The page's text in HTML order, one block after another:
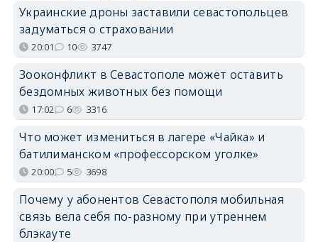
Украинские дроны заставили севастопольцев
задуматься о страховании
20:01 10 3747
Зооконфликт в Севастополе может оставить
бездомных животных без помощи
17:02 6 3316
Что может измениться в лагере «Чайка» и
батилиманском «профессорском уголке»
20:00 5 3698
Почему у абонентов Севастополя мобильная
связь вела себя по-разному при утреннем
блэкауте